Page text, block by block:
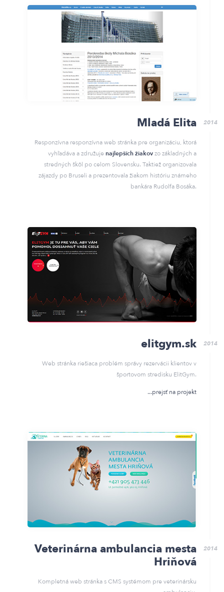
2014
Mladá Elita
Responzívna responzívna web stránka pre organizáciu, ktorá
vyhľadáva a združuje najlepších žiakovzo základných a
stredných škôl po celom Slovensku. Taktiež organizovala
zájazdy po Bruseli a prezentovala žiakom históriu známeho
bankára Rudolfa Bosáka.
2014
elitgym.sk
Web stránka riešiaca problém správy rezervácii klientov v
športovom stredisku ElitGym.
prejsť na projekt
2014
Veterinárna ambulancia mesta
Hriňová
Kompletná web stránka s CMS systémom pre veterinársku